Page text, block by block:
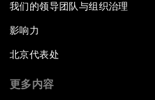
我们的领导团队与组织治理
影响力
北京代表处
更多内容